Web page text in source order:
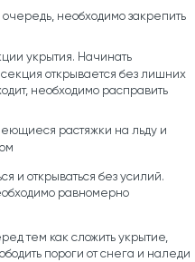
необходимо закрепить
укрытия. Начинать
открывается без лишних
необходимо расправить
растяжки на льду и
и открываться без усилий.
равномерно
тем как сложить укрытие,
пороги от снега и наледи